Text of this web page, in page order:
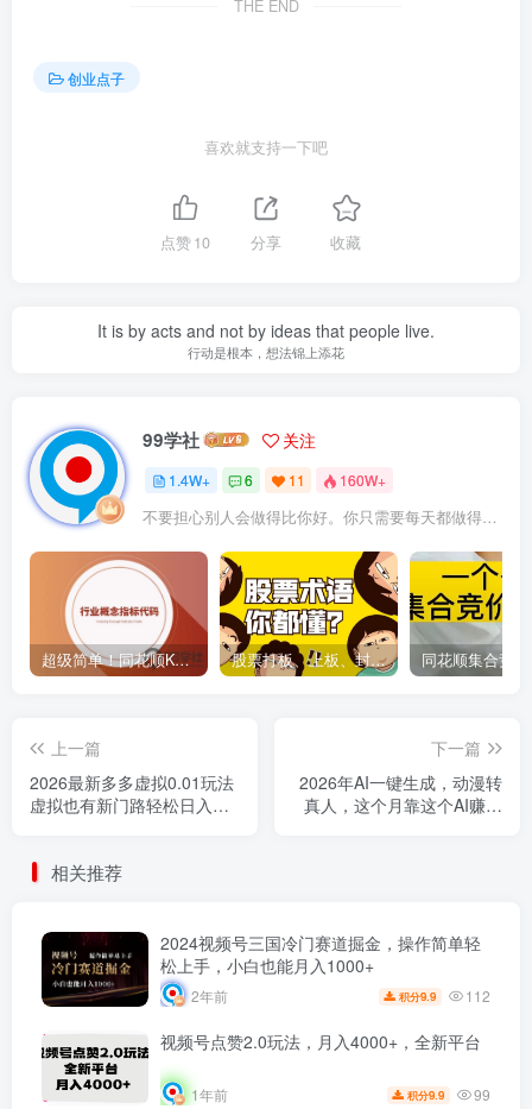
THE END
创业点子
喜欢就支持一下吧
点赞10 分享 收藏
It is by acts and not by ideas that people live.
行动是根本，想法锦上添花
99学社 关注
1.4W+ 6 11 160W+
不要担心别人会做得比你好。你只需要每天都做得比前一天好就可以了
超级简单！同花顺K线界面显示行业概念指标代码图解 股票打板、上板、封板、翘板、炸板是什么意思？炒股你必须懂的暗语！
上一篇
2026最新多多虚拟0.01玩法
虚拟也有新门路轻松日入
下一篇
2026年AI一键生成，动漫转
真人，这个月靠这个AI赚了
相关推荐
2024视频号三国冷门赛道掘金，操作简单轻
松上手，小白也能月入1000+
2年前 积分9.9 112
视频号点赞2.0玩法，月入4000+，全新平台
1年前 积分9.9 99